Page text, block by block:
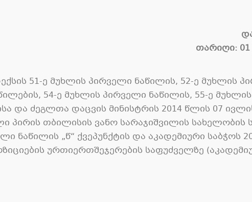
თარიღი:
51-ე მუხლის პირველი ნაწილის, 52-ე მუხლის
54-ე მუხლის პირველი ნაწილის, 55-ე
და ძეგლთა დაცვის მინისტრის 2014 წლის 07
პირის თბილისის ვანო სარაჯიშვილის სახელობის
ნაწილის „წ“ ქვეპუნქტის და აკადემიური საბჭოს
ურთიერთშეჯერების საფუძველზე